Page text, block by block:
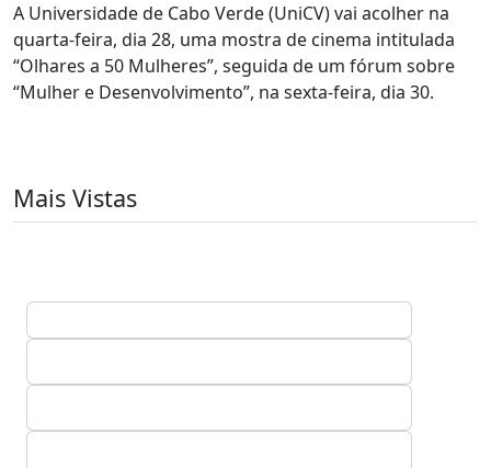
A Universidade de Cabo Verde (UniCV) vai acolher na
quarta-feira, dia 28, uma mostra de cinema intitulada
“Olhares a 50 Mulheres”, seguida de um fórum sobre
“Mulher e Desenvolvimento”, na sexta-feira, dia 30.
Mais Vistas